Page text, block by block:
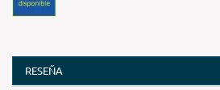
RESEÑA